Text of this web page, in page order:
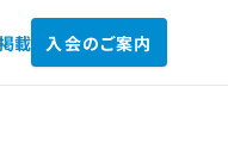
載 入会のご案内